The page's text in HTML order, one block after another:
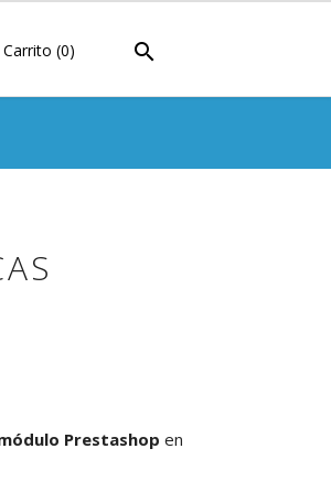
Carrito (0) 
Prestashop en